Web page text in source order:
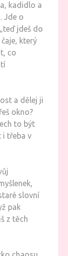
kadidlo a
Jde o
jdeš do
který
co
a dělej ji
okno?
to být
i třeba v
slovní
pak
z těch